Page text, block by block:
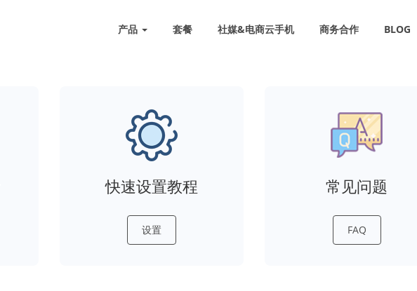
产品 套餐 社媒&电商云手机 商务合作 BLOG
快速设置教程
设置
常见问题
FAQ